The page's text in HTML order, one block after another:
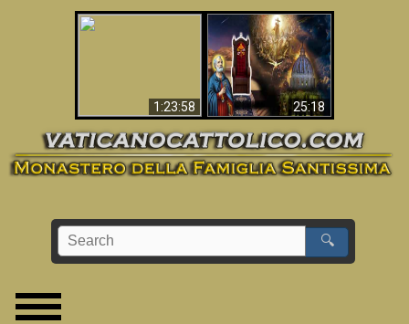
1:23:58 25:18
La Bibbia ha previsto
70 anni senza Papa?
🔍